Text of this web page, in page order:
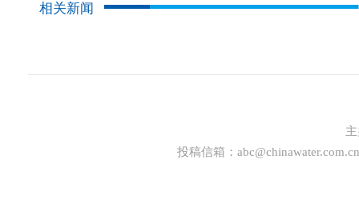
相关新闻
投稿信箱： abc@chinawater.com.cn